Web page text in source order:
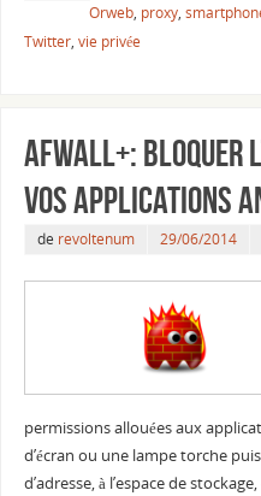
Orweb, proxy,
Twitter, vie privée
AFWall+: Bloquer
vos applications
de revoltenum 29/06/2014
permissions allouées aux
d’écran ou une lampe torche
d’adresse, à l’espace de